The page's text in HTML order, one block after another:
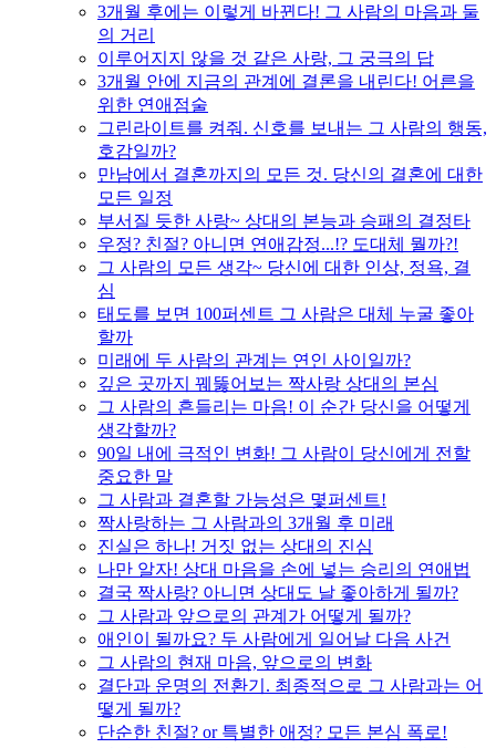
3개월 후에는 이렇게 바뀐다! 그 사람의 마음과 둘
의 거리
이루어지지 않을 것 같은 사랑, 그 궁극의 답
3개월 안에 지금의 관계에 결론을 내린다! 어른을
위한 연애점술
그린라이트를 켜줘. 신호를 보내는 그 사람의 행동,
호감일까?
만남에서 결혼까지의 모든 것. 당신의 결혼에 대한
모든 일정
부서질 듯한 사랑~ 상대의 본능과 승패의 결정타
우정? 친절? 아니면 연애감정...!? 도대체 뭘까?!
그 사람의 모든 생각~ 당신에 대한 인상, 정욕, 결
심
태도를 보면 100퍼센트 그 사람은 대체 누굴 좋아
할까
미래에 두 사람의 관계는 연인 사이일까?
깊은 곳까지 꿰뚫어보는 짝사랑 상대의 본심
그 사람의 흔들리는 마음! 이 순간 당신을 어떻게
생각할까?
90일 내에 극적인 변화! 그 사람이 당신에게 전할
중요한 말
그 사람과 결혼할 가능성은 몇퍼센트!
짝사랑하는 그 사람과의 3개월 후 미래
진실은 하나! 거짓 없는 상대의 진심
나만 알자! 상대 마음을 손에 넣는 승리의 연애법
결국 짝사랑? 아니면 상대도 날 좋아하게 될까?
그 사람과 앞으로의 관계가 어떻게 될까?
애인이 될까요? 두 사람에게 일어날 다음 사건
그 사람의 현재 마음, 앞으로의 변화
결단과 운명의 전환기. 최종적으로 그 사람과는 어
떻게 될까?
단순한 친절? or 특별한 애정? 모든 본심 폭로!